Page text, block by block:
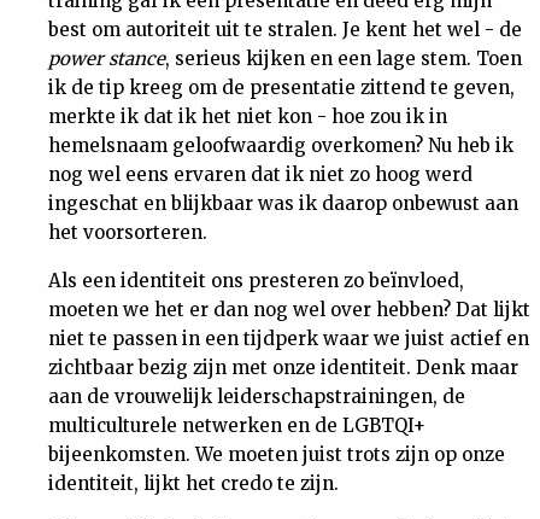
best om autoriteit uit te stralen. Je kent het wel - de
power stance, serieus kijken en een lage stem. Toen
ik de tip kreeg om de presentatie zittend te geven,
merkte ik dat ik het niet kon - hoe zou ik in
hemelsnaam geloofwaardig overkomen? Nu heb ik
nog wel eens ervaren dat ik niet zo hoog werd
ingeschat en blijkbaar was ik daarop onbewust aan
het voorsorteren.
Als een identiteit ons presteren zo beïnvloed,
moeten we het er dan nog wel over hebben? Dat lijkt
niet te passen in een tijdperk waar we juist actief en
zichtbaar bezig zijn met onze identiteit. Denk maar
aan de vrouwelijk leiderschapstrainingen, de
multiculturele netwerken en de LGBTQI+
bijeenkomsten. We moeten juist trots zijn op onze
identiteit, lijkt het credo te zijn.